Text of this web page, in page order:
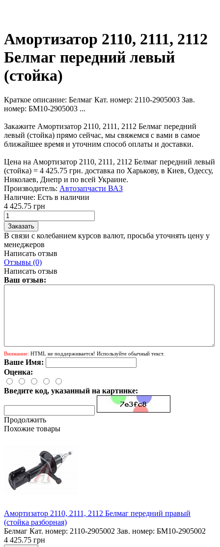
Амортизатор 2110, 2111, 2112
Белмаг передний левый
(стойка)
Краткое описание: Белмаг Кат. номер: 2110-2905003 Зав.
номер: БМ10-2905003 ...
Закажите Амортизатор 2110, 2111, 2112 Белмаг передний
левый (стойка) прямо сейчас, мы свяжемся с вами в самое
ближайшее время и уточним способ оплаты и доставки.
Цена на Амортизатор 2110, 2111, 2112 Белмаг передний левый
(стойка) = 4 425.75 грн. доставка по Харькову, в Киев, Одессу,
Николаев, Днепр и по всей Украине.
Производитель: Автозапчасти ВАЗ
Наличие: Есть в наличии
4 425.75 грн
В связи с колебанием курсов валют, просьба уточнять цену у
менеджеров
Написать отзыв
Отзывы (0)
Написать отзыв
Ваш отзыв:
Внимание: HTML не поддерживается! Используйте обычный текст.
Ваше Имя:
Оценка:
Введите код, указанный на картинке:
Продолжить
Похожие товары
Амортизатор 2110, 2111, 2112 Белмаг передний правый
(стойка разборная)
Белмаг Кат. номер: 2110-2905002 Зав. номер: БМ10-2905002
4 425.75 грн